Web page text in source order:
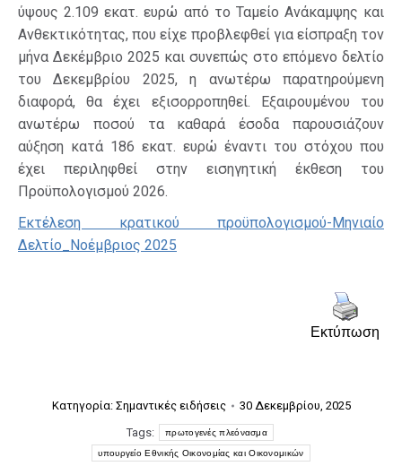
ύψους 2.109 εκατ. ευρώ από το Ταμείο Ανάκαμψης και
Ανθεκτικότητας, που είχε προβλεφθεί για είσπραξη τον
μήνα Δεκέμβριο 2025 και συνεπώς στο επόμενο δελτίο
του Δεκεμβρίου 2025, η ανωτέρω παρατηρούμενη
διαφορά, θα έχει εξισορροπηθεί. Εξαιρουμένου του
ανωτέρω ποσού τα καθαρά έσοδα παρουσιάζουν
αύξηση κατά 186 εκατ. ευρώ έναντι του στόχου που
έχει περιληφθεί στην εισηγητική έκθεση του
Προϋπολογισμού 2026.
Eκτέλεση κρατικού προϋπολογισμού-Μηνιαίο
Δελτίο_Νοέμβριος 2025
Εκτύπωση
Κατηγορία: Σημαντικές ειδήσεις
30 Δεκεμβρίου, 2025
Tags:
πρωτογενές πλεόνασμα
υπουργείο Εθνικής Οικονομίας και Οικονομικών